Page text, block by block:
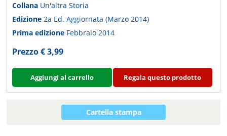
Collana Un'altra Storia
Edizione2a Ed. Aggiornata (Marzo 2014)
Prima edizione Febbraio 2014
Prezzo € 3,99
Aggiungi al carrello Regala questo prodotto
Cartella stampa